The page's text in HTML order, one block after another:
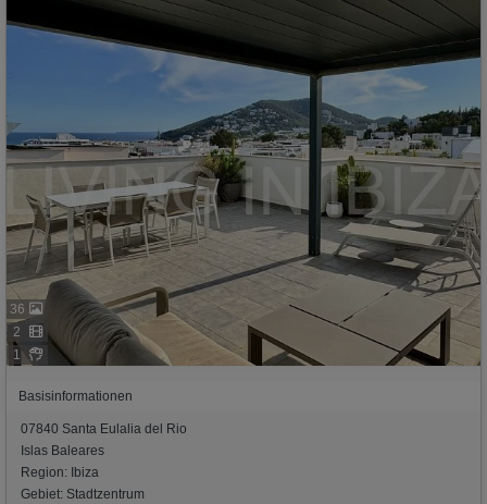
1
2
36
Basisinformationen
07840 Santa Eulalia del Rio
Islas Baleares
Region: Ibiza
Gebiet: Stadtzentrum